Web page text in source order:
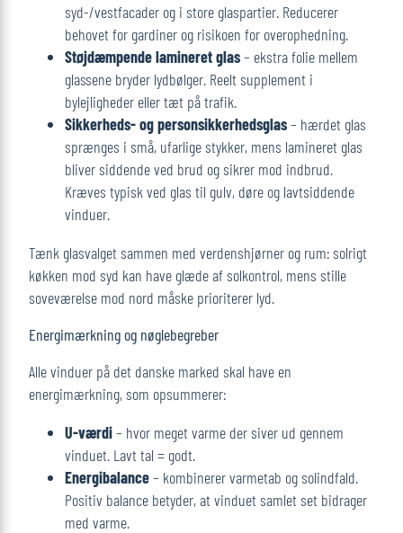
syd-/vestfacader og i store glaspartier. Reducerer
behovet for gardiner og risikoen for overophedning.
Støjdæmpende lamineret glas– ekstra folie mellem
glassene bryder lyd­bølger. Reelt supplement i
bylejligheder eller tæt på trafik.
Sikkerheds- og personsikkerhedsglas– hærdet glas
sprænges i små, ufarlige stykker, mens lamineret glas
bliver siddende ved brud og sikrer mod indbrud.
Kræves typisk ved glas til gulv, døre og lavtsiddende
vinduer.
Tænk glasvalget sammen med verdenshjørner og rum: solrigt
køkken mod syd kan have glæde af solkontrol, mens stille
soveværelse mod nord måske prioriterer lyd.
Energimærkning og nøglebegreber
Alle vinduer på det danske marked skal have en
energimærkning, som opsummerer:
U-værdi– hvor meget varme der siver ud gennem
vinduet. Lavt tal = godt.
Energibalance– kombinerer varmetab og solindfald.
Positiv balance betyder, at vinduet samlet set bidrager
med varme.